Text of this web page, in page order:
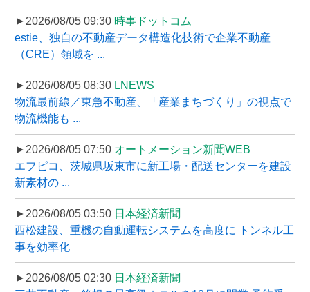
►2026/08/05 09:30 時事ドットコム
estie、独自の不動産データ構造化技術で企業不動産
（CRE）領域を ...
►2026/08/05 08:30 LNEWS
物流最前線／東急不動産、「産業まちづくり」の視点で
物流機能も ...
►2026/08/05 07:50 オートメーション新聞WEB
エフピコ、茨城県坂東市に新工場・配送センターを建設
新素材の ...
►2026/08/05 03:50 日本経済新聞
西松建設、重機の自動運転システムを高度に トンネル工
事を効率化
►2026/08/05 02:30 日本経済新聞